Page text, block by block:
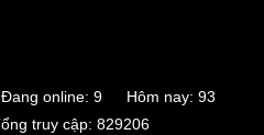
Đang online: 9 Hôm nay: 93
truy cập: 829206